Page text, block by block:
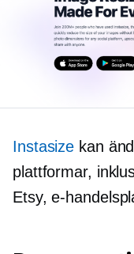
Instasize kan
plattformar,
Etsy, e-